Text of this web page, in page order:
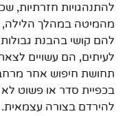
להתנהגויות חזרתיות,
מהמיטה במהלך הלילה,
להם קושי בהבנת
לעיתים, הם עשויים
תחושת חיפוש אחר
בכפיית סדר או פשוט לא
להירדם בצורה עצמאית.